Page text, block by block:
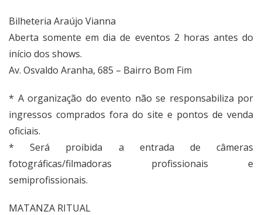
Bilheteria Araújo Vianna
Aberta somente em dia de eventos 2 horas antes do
início dos shows.
Av. Osvaldo Aranha, 685 – Bairro Bom Fim
* A organização do evento não se responsabiliza por
ingressos comprados fora do site e pontos de venda
oficiais.
* Será proibida a entrada de câmeras
fotográficas/filmadoras profissionais e
semiprofissionais.
MATANZA RITUAL